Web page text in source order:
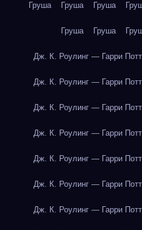
Груша Груша Груша
Груша Груша
Дж. К. Роулинг — Гарри
Дж. К. Роулинг — Гарри
Дж. К. Роулинг — Гарри
Дж. К. Роулинг — Гарри
Дж. К. Роулинг — Гарри
Дж. К. Роулинг — Гарри
Дж. К. Роулинг — Гарри